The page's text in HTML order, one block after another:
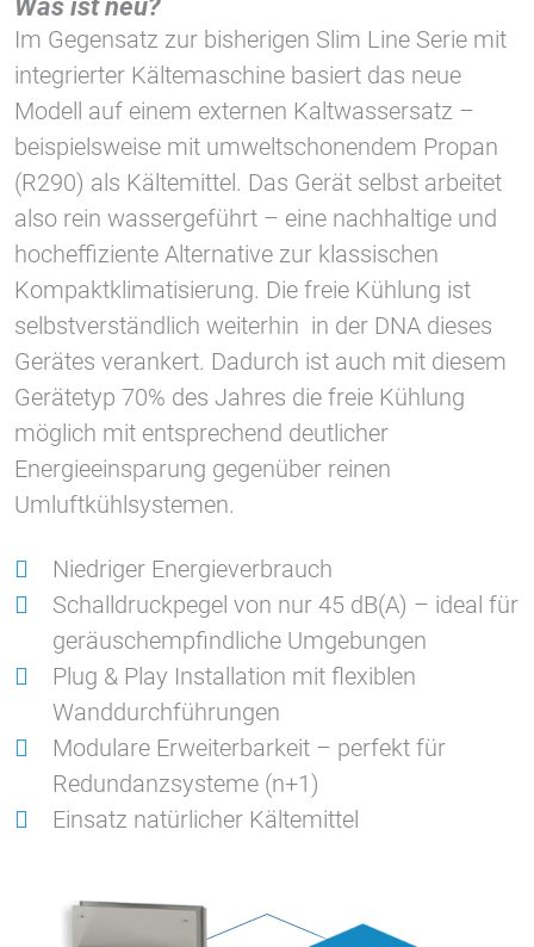
Im Gegensatz zur bisherigen Slim Line Serie mit
integrierter Kältemaschine basiert das neue
Modell auf einem externen Kaltwassersatz –
beispielsweise mit umweltschonendem Propan
(R290) als Kältemittel. Das Gerät selbst arbeitet
also rein wassergeführt – eine nachhaltige und
hocheffiziente Alternative zur klassischen
Kompaktklimatisierung. Die freie Kühlung ist
selbstverständlich weiterhin in der DNA dieses
Gerätes verankert. Dadurch ist auch mit diesem
Gerätetyp 70% des Jahres die freie Kühlung
möglich mit entsprechend deutlicher
Energieeinsparung gegenüber reinen
Umluftkühlsystemen.
Niedriger Energieverbrauch
Schalldruckpegel von nur 45 dB(A) – ideal für
geräuschempfindliche Umgebungen
Plug & Play Installation mit flexiblen
Wanddurchführungen
Modulare Erweiterbarkeit – perfekt für
Redundanzsysteme (n+1)
Einsatz natürlicher Kältemittel